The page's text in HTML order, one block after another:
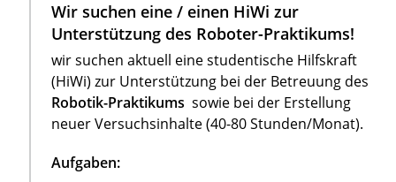
Wir suchen eine / einen HiWi zur
Unterstützung des Roboter-Praktikums!
wir suchen aktuell eine studentische Hilfskraft
(HiWi) zur Unterstützung bei der Betreuung des
Robotik-Praktikums sowie bei der Erstellung
neuer Versuchsinhalte (40-80 Stunden/Monat).
Aufgaben: